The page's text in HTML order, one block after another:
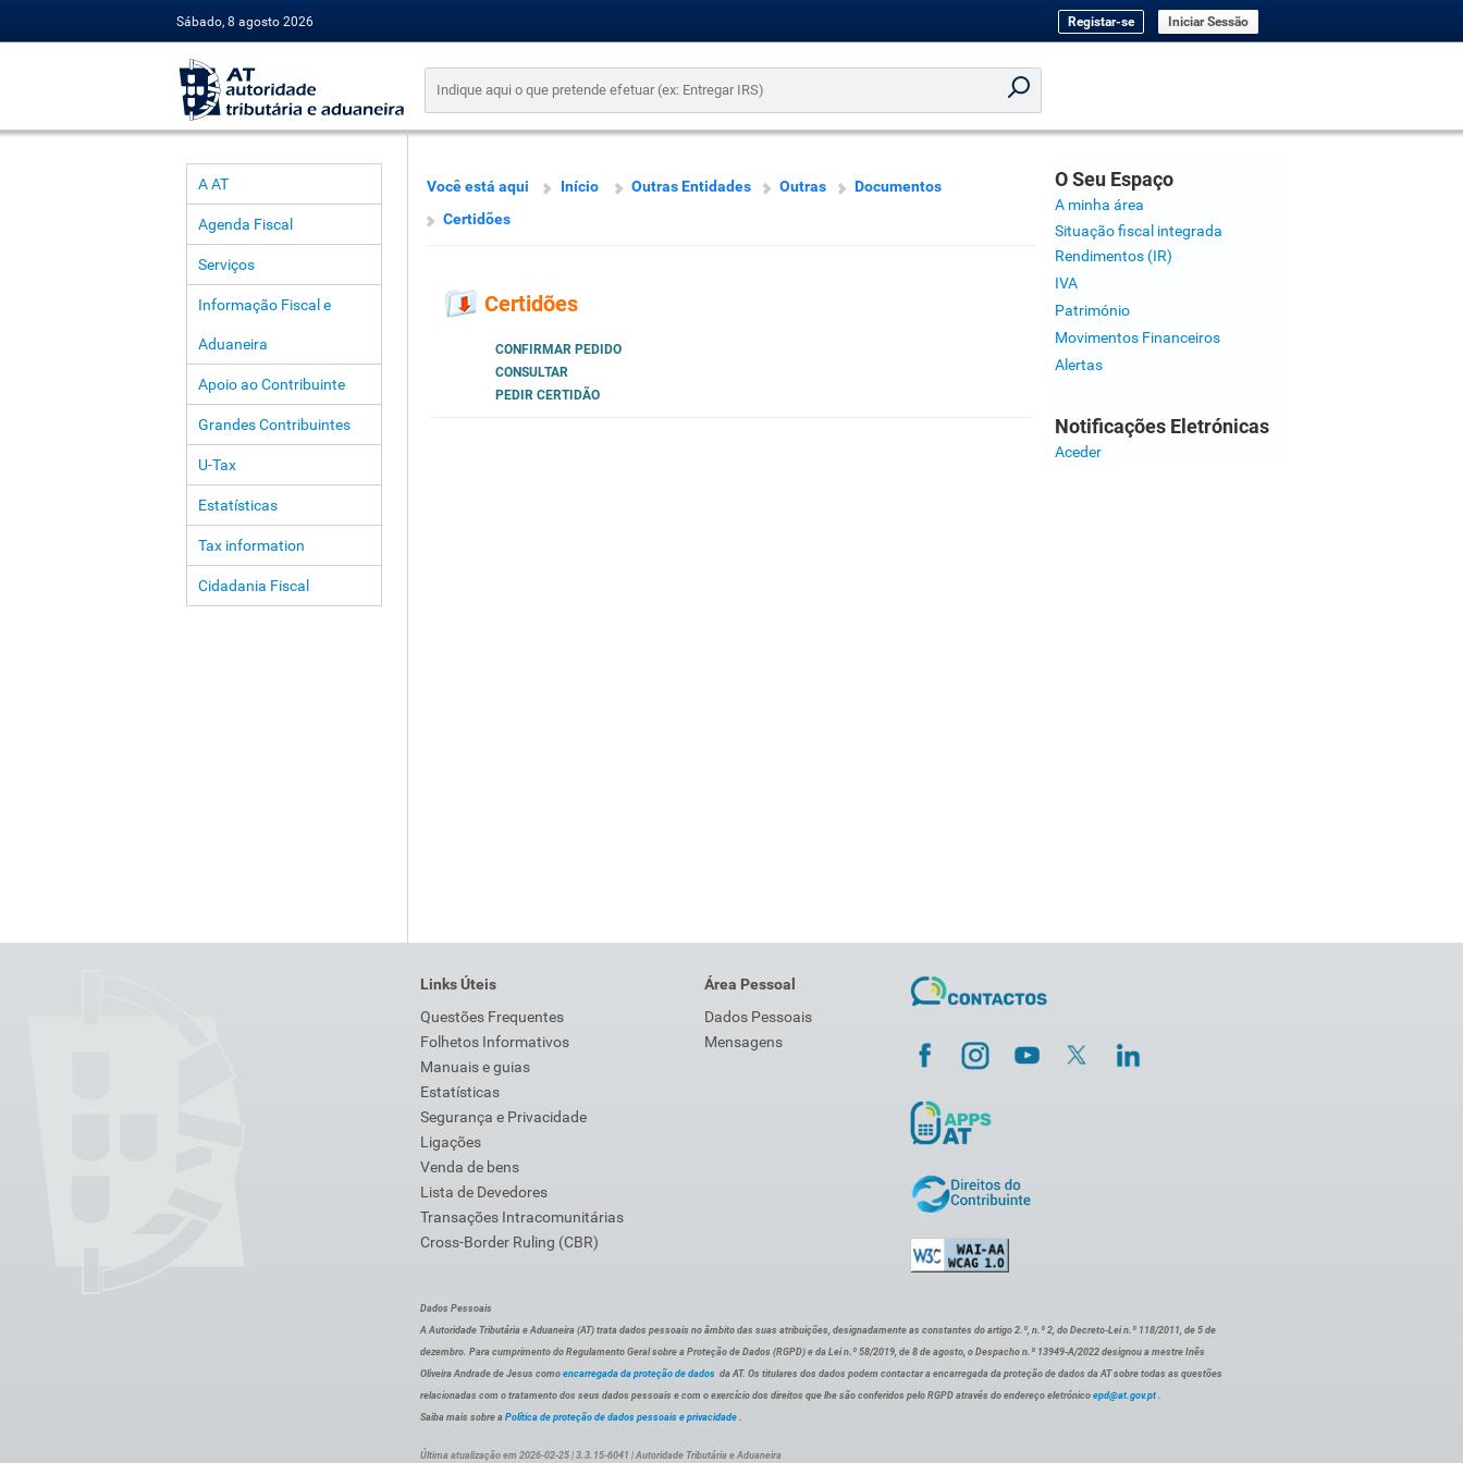
Sábado, 8 agosto 2026 Registar-se Iniciar Sessão
A AT
Agenda Fiscal
Serviços
Informação Fiscal e
Aduaneira
Apoio ao Contribuinte
Grandes Contribuintes
U-Tax
Estatísticas
Tax information
Cidadania Fiscal
Você está aqui Início Outras Entidades Outras
Documentos
Certidões
Certidões
CONFIRMAR PEDIDO
CONSULTAR
PEDIR CERTIDÃO
O Seu Espaço
A minha área
Situação fiscal integrada
Rendimentos (IR)
IVA
Património
Movimentos Financeiros
Alertas
Notificações Eletrónicas
Aceder
Links Úteis
Questões Frequentes
Folhetos Informativos
Manuais e guias
Estatísticas
Segurança e Privacidade
Ligações
Venda de bens
Lista de Devedores
Transações Intracomunitárias
Cross-Border Ruling (CBR)
Área Pessoal
Dados Pessoais
Mensagens
Dados Pessoais
A Autoridade Tributária e Aduaneira (AT) trata dados pessoais no âmbito das suas atribuições, designadamente as constantes do artigo 2.º, n.º 2, do Decreto-Lei n.º 118/2011, de 5 de
dezembro. Para cumprimento do Regulamento Geral sobre a Proteção de Dados (RGPD) e da Lei n.º 58/2019, de 8 de agosto, o Despacho n.º 13949-A/2022 designou a mestre Inês
Oliveira Andrade de Jesus como encarregada da proteção de dados da AT. Os titulares dos dados podem contactar a encarregada da proteção de dados da AT sobre todas as questões
relacionadas com o tratamento dos seus dados pessoais e com o exercício dos direitos que lhe são conferidos pelo RGPD através do endereço eletrónico epd@at.gov.pt .
Saiba mais sobre a Política de proteção de dados pessoais e privacidade .
Última atualização em 2026-02-25 | 3.3.15-6041 | Autoridade Tributária e Aduaneira